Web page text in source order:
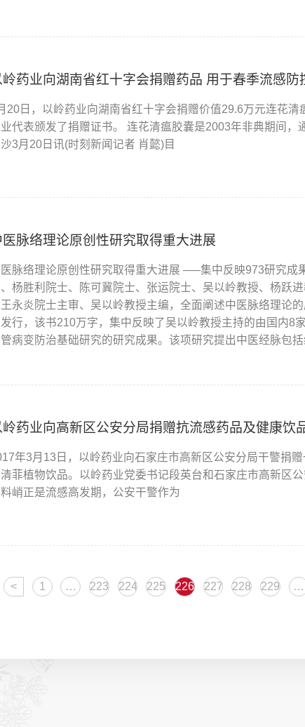
岭药业向湖南省红十字会捐赠药品 用于春季流感防
20日，以岭药业向湖南省红十字会捐赠价值29.6万元连花
代表颁发了捐赠证书。 连花清瘟胶囊是2003年非典期间
3月20日讯(时刻新闻记者 肖懿)目
医脉络理论原创性研究取得重大进展
脉络理论原创性研究取得重大进展 —–集中反映973研究成
杨胜利院士、陈可冀院士、张运院士、吴以岭教授、杨跃
永炎院士主审、吴以岭教授主编，全面阐述中医脉络理论
行，该书210万字，集中反映了吴以岭教授主持的由国内8
病变防治基础研究的研究成果。该项研究提出中医经脉包
岭药业向高新区公安分局捐赠抗流感药品及健康饮
年3月13日，以岭药业向石家庄市高新区公安分局干警捐
菲植物饮品。以岭药业党委书记段英台和石家庄市高新区
峭正是流感高发期，公安干警作为
< 1 … 223 224 225 226 227 228 229 …